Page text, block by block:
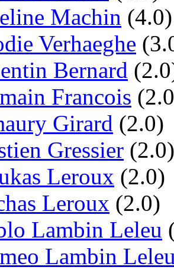
Machin (4.0)
Verhaeghe
Bernard
Francois
Girard (2.0)
Gressier (2.0)
Leroux (2.0)
Leroux (2.0)
Lambin Leleu
Lambin